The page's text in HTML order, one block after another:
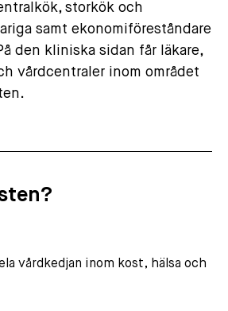
storkök och
samt ekonomiföreståndare
den kliniska sidan får läkare,
vårdcentraler inom området
vårdkedjan inom kost, hälsa och